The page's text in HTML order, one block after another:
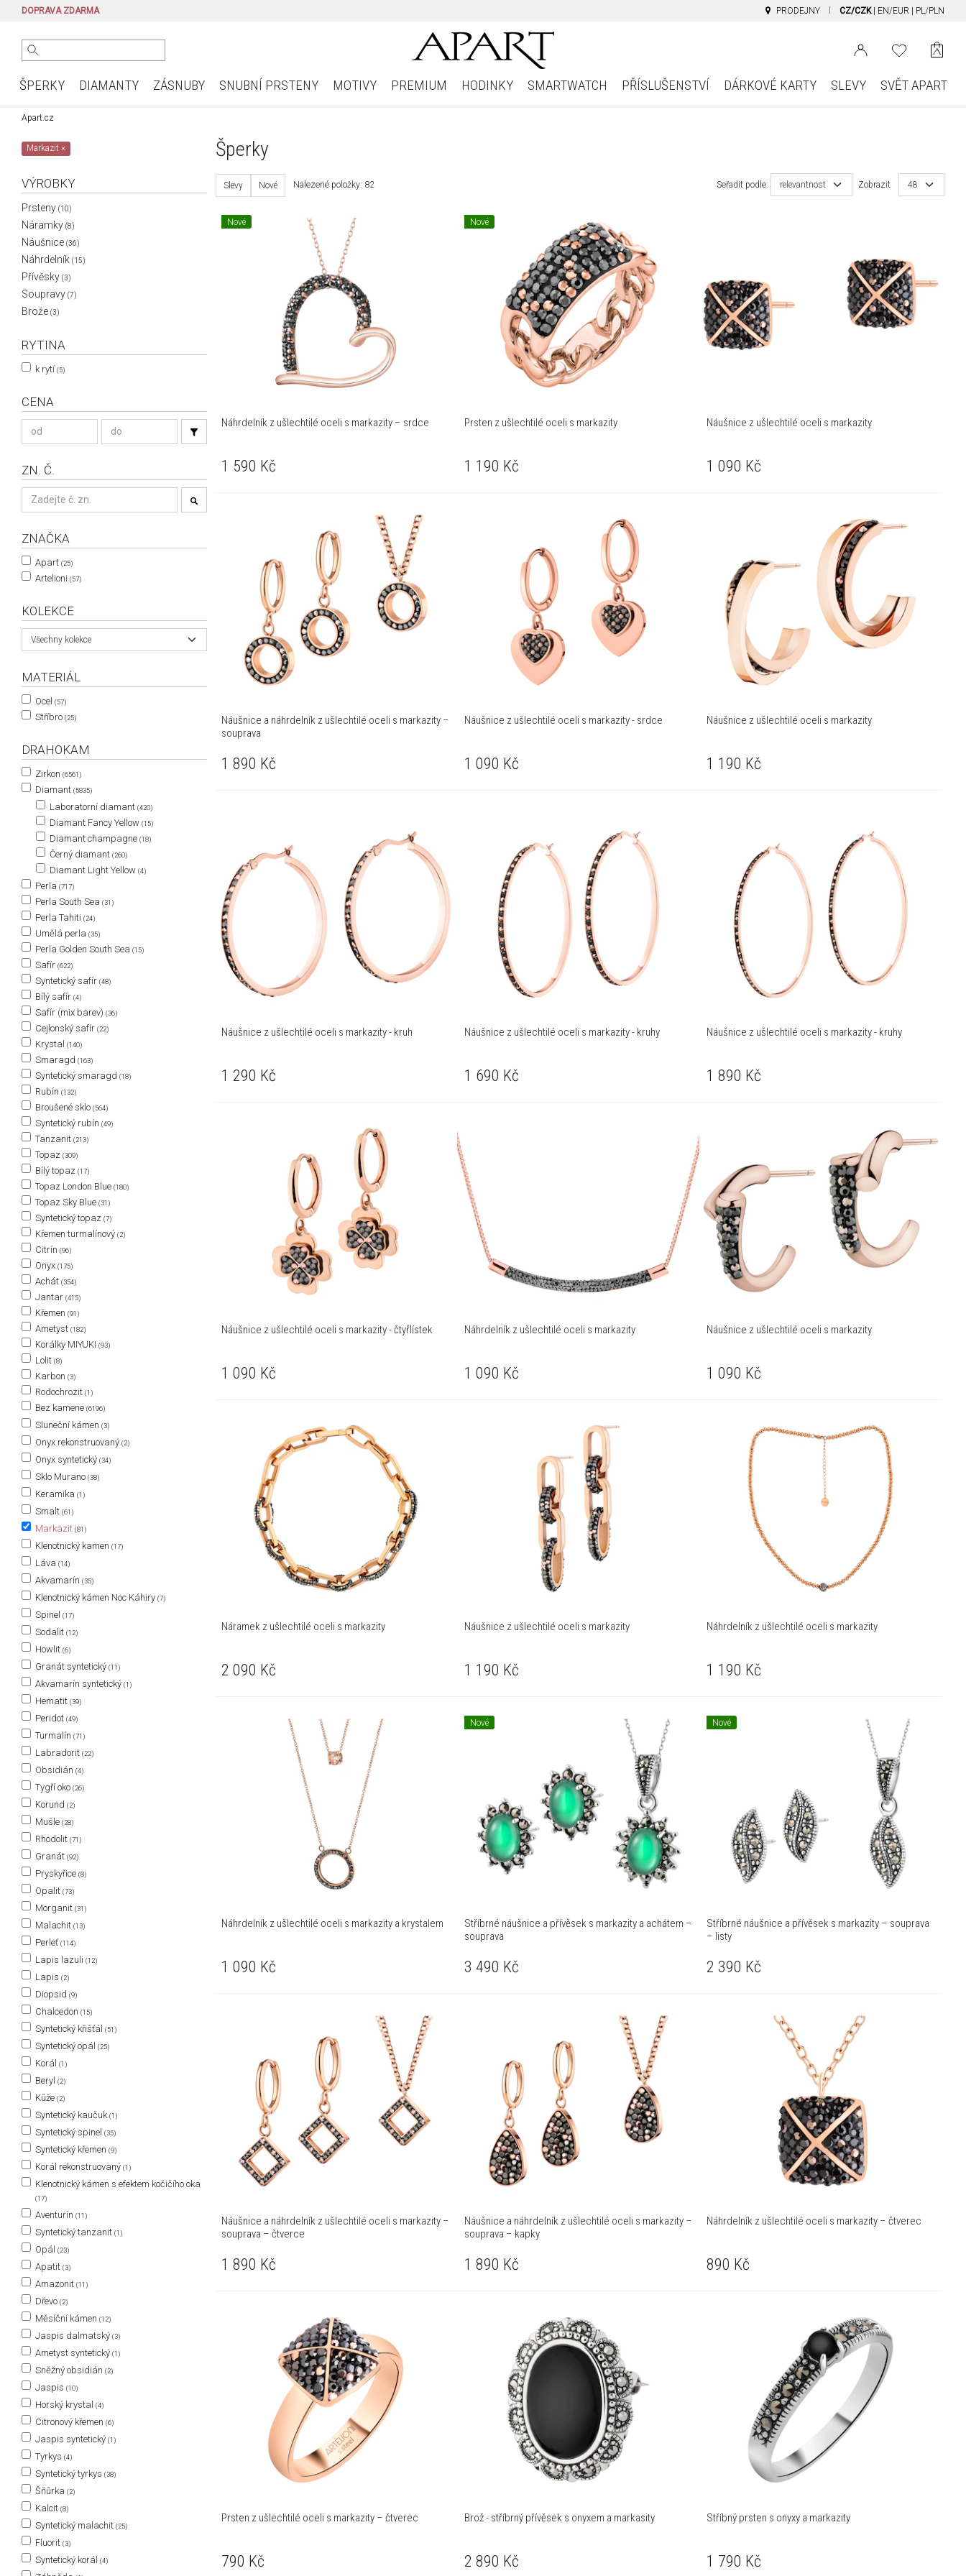
DOPRAVA ZDARMA PRODEJNY CZ/CZK EN/EUR PL/PLN
ŠPERKY DIAMANTY ZÁSNUBY SNUBNÍ PRSTENY MOTIVY PREMIUM HODINKY SMARTWATCH PŘÍSLUŠENSTVÍ DÁRKOVÉ KARTY SLEVY SVĚT APART
Apart.cz
Markazit×
VÝROBKY
Prsteny (10)
Náramky (8)
Náušnice (36)
Náhrdelník (15)
Přívěsky (3)
Soupravy (7)
Brože (3)
RYTINA
k rytí (5)
CENA
ZN. Č.
ZNAČKA
Apart (25)
Artelioni (57)
KOLEKCE
Všechny kolekce
MATERIÁL
Ocel (57)
Stříbro (25)
DRAHOKAM
Zirkon (6561)
Diamant (5835)
Laboratorní diamant (420)
Diamant Fancy Yellow (15)
Diamant champagne (18)
Černý diamant (260)
Diamant Light Yellow (4)
Perla (717)
Perla South Sea (31)
Perla Tahiti (24)
Umělá perla (35)
Perla Golden South Sea (15)
Safír (622)
Syntetický safír (48)
Bílý safír (4)
Safír (mix barev) (36)
Cejlonský safír (22)
Krystal (140)
Smaragd (163)
Syntetický smaragd (18)
Rubín (132)
Broušené sklo (564)
Syntetický rubín (49)
Tanzanit (213)
Topaz (309)
Bílý topaz (17)
Topaz London Blue (180)
Topaz Sky Blue (31)
Syntetický topaz (7)
Křemen turmalínový (2)
Citrín (96)
Onyx (175)
Achát (354)
Jantar (415)
Křemen (91)
Ametyst (182)
Korálky MIYUKI (93)
Lolit (8)
Karbon (3)
Rodochrozit (1)
Bez kamene (6196)
Sluneční kámen (3)
Onyx rekonstruovaný (2)
Onyx syntetický (34)
Sklo Murano (38)
Keramika (1)
Smalt (61)
Markazit (81)
Klenotnický kamen (17)
Láva (14)
Akvamarín (35)
Klenotnický kámen Noc Káhiry (7)
Spinel (17)
Sodalit (12)
Howlit (6)
Granát syntetický (11)
Akvamarín syntetický (1)
Hematit (39)
Peridot (49)
Turmalín (71)
Labradorit (22)
Obsidián (4)
Tygří oko (26)
Korund (2)
Mušle (28)
Rhodolit (71)
Granát (92)
Pryskyřice (8)
Opalit (73)
Morganit (31)
Malachit (13)
Perleť(114)
Lapis lazuli (12)
Lapis (2)
Diopsid (9)
Chalcedon (15)
Syntetický křišťál (51)
Syntetický opál (25)
Korál (1)
Beryl (2)
Kůže (2)
Syntetický kaučuk (1)
Syntetický spinel (35)
Syntetický křemen (9)
Korál rekonstruovaný (1)
Klenotnický kámen s efektem kočičího oka
(17)
Aventurín (11)
Syntetický tanzanit (1)
Opál (23)
Apatit (3)
Amazonit (11)
Dřevo (2)
Měsíční kámen (12)
Jaspis dalmatský (3)
Ametyst syntetický (1)
Sněžný obsidián (2)
Jaspis (10)
Horský krystal (4)
Citronový křemen (6)
Jaspis syntetický (1)
Tyrkys (4)
Syntetický tyrkys (38)
Šňůrka (2)
Kalcit (8)
Syntetický malachit (25)
Fluorit (3)
Syntetický korál (4)
Šperky
Seřadit podle: relevantnost Zobrazit 48
Slevy Nové Nalezené položky: 82
Nové
Náhrdelník z ušlechtilé oceli s markazity – srdce
1 590 Kč
Nové
Prsten z ušlechtilé oceli s markazity
1 190 Kč
Náušnice z ušlechtilé oceli s markazity
1 090 Kč
Náušnice a náhrdelník z ušlechtilé oceli s markazity –
souprava
1 890 Kč
Náušnice z ušlechtilé oceli s markazity - srdce
1 090 Kč
Náušnice z ušlechtilé oceli s markazity
1 190 Kč
Náušnice z ušlechtilé oceli s markazity - kruh
1 290 Kč
Náušnice z ušlechtilé oceli s markazity - kruhy
1 690 Kč
Náušnice z ušlechtilé oceli s markazity - kruhy
1 890 Kč
Náušnice z ušlechtilé oceli s markazity - čtyřlístek
1 090 Kč
Náhrdelník z ušlechtilé oceli s markazity
1 090 Kč
Náušnice z ušlechtilé oceli s markazity
1 090 Kč
Náramek z ušlechtilé oceli s markazity
2 090 Kč
Náušnice z ušlechtilé oceli s markazity
1 190 Kč
Náhrdelník z ušlechtilé oceli s markazity
1 190 Kč
Náhrdelník z ušlechtilé oceli s markazity a krystalem
1 090 Kč
Nové
Stříbrné náušnice a přívěsek s markazity a achátem –
souprava
3 490 Kč
Nové
Stříbrné náušnice a přívěsek s markazity – souprava
– listy
2 390 Kč
Náušnice a náhrdelník z ušlechtilé oceli s markazity –
souprava – čtverce
1 890 Kč
Náušnice a náhrdelník z ušlechtilé oceli s markazity –
souprava – kapky
1 890 Kč
Náhrdelník z ušlechtilé oceli s markazity – čtverec
890 Kč
Prsten z ušlechtilé oceli s markazity – čtverec
790 Kč
Brož - stříbrný přívěsek s onyxem a markasity
2 890 Kč
Stříbný prsten s onyxy a markazity
1 790 Kč